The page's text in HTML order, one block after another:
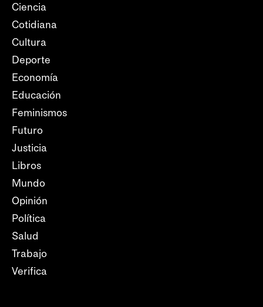
Ciencia
Cotidiana
Cultura
Deporte
Economía
Educación
Feminismos
Futuro
Justicia
Libros
Mundo
Opinión
Política
Salud
Trabajo
Verifica